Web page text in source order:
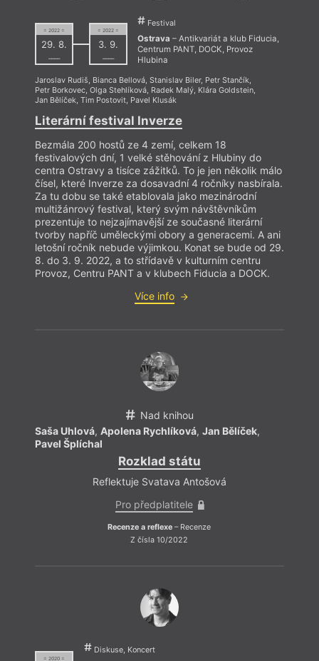
= 2022 =
29. 8.
––––
= 2022 =
3. 9.
––––
Festival
Ostrava – Antikvariát a klub Fiducia,
Centrum PANT, DOCK, Provoz
Hlubina
Jaroslav Rudiš, Bianca Bellová, Stanislav Biler, Petr Stančík,
Petr Borkovec, Olga Stehlíková, Radek Malý, Klára Goldstein,
Jan Bělíček, Tim Postovit, Pavel Klusák
Literární festival Inverze
Bezmála 200 hostů ze 4 zemí, celkem 18
festivalových dní, 1 velké stěhování z Hlubiny do
centra Ostravy a tisíce zážitků. To je jen několik málo
čísel, které Inverze za dosavadní 4 ročníky nasbírala.
Za tu dobu se také etablovala jako mezinárodní
multižánrový festival, který svým návštěvníkům
prezentuje to nejzajímavější ze současné literární
tvorby napříč uměleckými obory a generacemi. A ani
letošní ročník nebude výjimkou. Konat se bude od 29.
8. do 3. 9. 2022, a to střídavě v kulturním centru
Provoz, Centru PANT a v klubech Fiducia a DOCK.
Více info
Nad knihou
Saša Uhlová, Apolena Rychlíková, Jan Bělíček,
Pavel Šplíchal
Rozklad státu
Reflektuje Svatava Antošová
Pro předplatitele
Recenze a reflexe – Recenze
Z čísla 10/2022
= 2020 =
Diskuse, Koncert